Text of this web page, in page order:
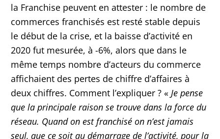
la Franchise peuvent en attester : le nombre de
commerces franchisés est resté stable depuis
le début de la crise, et la baisse d’activité en
2020 fut mesurée, à -6%, alors que dans le
même temps nombre d’acteurs du commerce
affichaient des pertes de chiffre d’affaires à
deux chiffres. Comment l’expliquer ? «Je pense
que la principale raison se trouve dans la force du
réseau. Quand on est franchisé on n’est jamais
seul, que ce soit au démarrage de l’activité, pour la